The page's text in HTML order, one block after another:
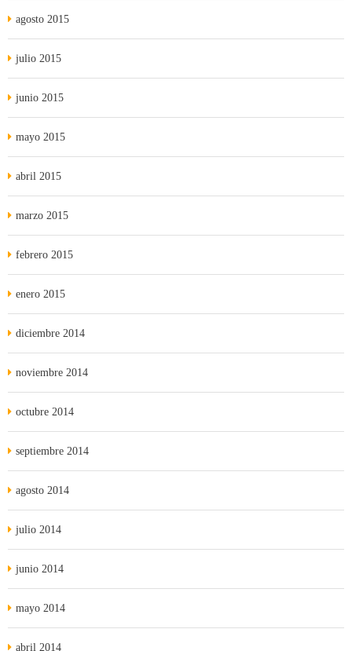
agosto 2015
julio 2015
junio 2015
mayo 2015
abril 2015
marzo 2015
febrero 2015
enero 2015
diciembre 2014
noviembre 2014
octubre 2014
septiembre 2014
agosto 2014
julio 2014
junio 2014
mayo 2014
abril 2014